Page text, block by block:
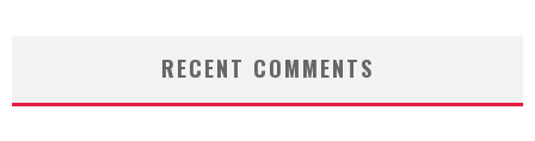
RECENT COMMENTS